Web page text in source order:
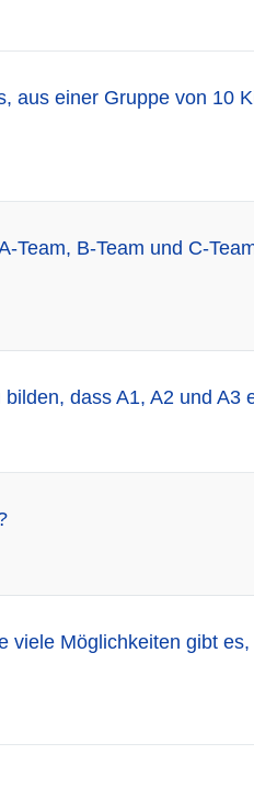
aus einer Gruppe von 10
Team, B-Team und C-
dass A1, A2 und A3
viele Möglichkeiten gibt